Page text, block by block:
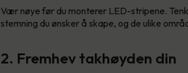
Vær nøye før du monterer LED-stripene.
stemning du ønsker å skape, og de ulike
2. Fremhev takhøyden din